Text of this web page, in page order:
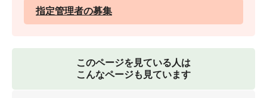
指定管理者の募集
このページを見ている人は
こんなページも見ています